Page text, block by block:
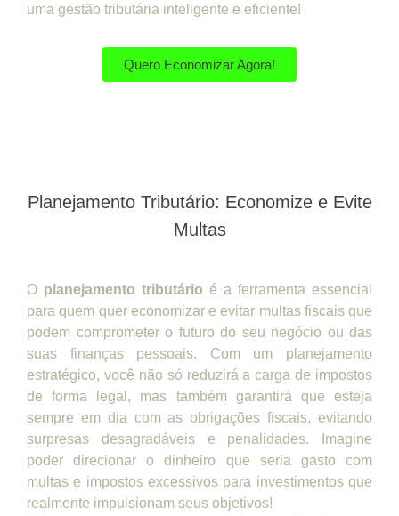
uma gestão tributária inteligente e eficiente!
Quero Economizar Agora!
Planejamento Tributário: Economize e Evite
Multas
O planejamento tributário é a ferramenta essencial
para quem quer economizar e evitar multas fiscais que
podem comprometer o futuro do seu negócio ou das
suas finanças pessoais. Com um planejamento
estratégico, você não só reduzirá a carga de impostos
de forma legal, mas também garantirá que esteja
sempre em dia com as obrigações fiscais, evitando
surpresas desagradáveis e penalidades. Imagine
poder direcionar o dinheiro que seria gasto com
multas e impostos excessivos para investimentos que
realmente impulsionam seus objetivos!